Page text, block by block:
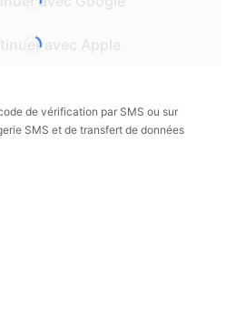
avec Apple
de vérification par SMS ou sur
SMS et de transfert de données